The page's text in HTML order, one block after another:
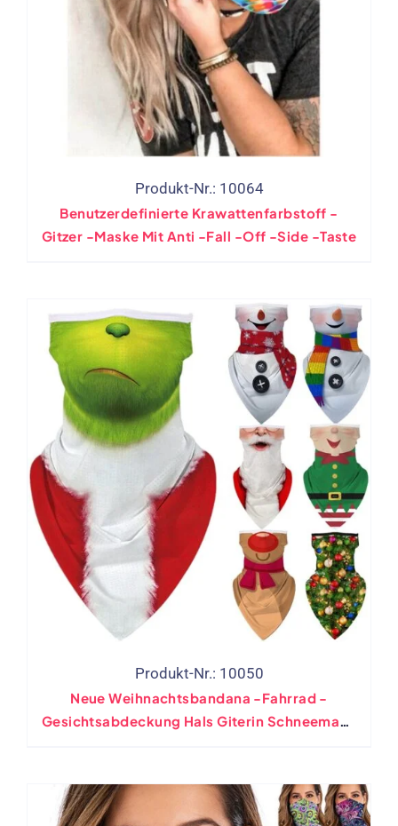
Produkt-Nr.: 10064
Benutzerdefinierte Krawattenfarbstoff -
Gitzer -Maske Mit Anti -Fall -Off -Side -Taste
Produkt-Nr.: 10050
Neue Weihnachtsbandana -Fahrrad -
Gesichtsabdeckung Hals Giterin Schneemann